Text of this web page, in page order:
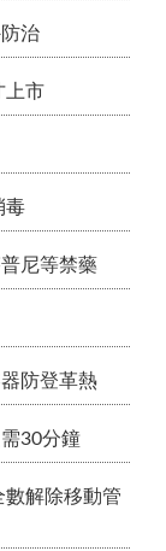
治
上市
毒
尼等禁藥
防登革熱
30分鐘
解除移動管